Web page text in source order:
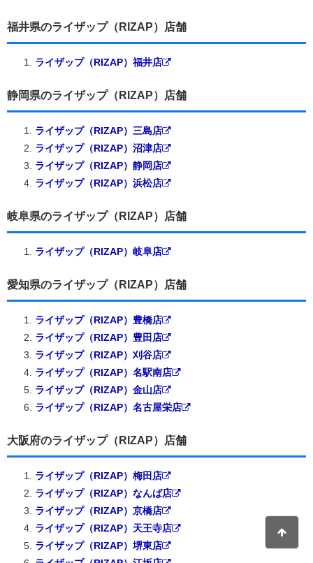
福井県のライザップ（RIZAP）店舗
ライザップ（RIZAP）福井店
静岡県のライザップ（RIZAP）店舗
ライザップ（RIZAP）三島店
ライザップ（RIZAP）沼津店
ライザップ（RIZAP）静岡店
ライザップ（RIZAP）浜松店
岐阜県のライザップ（RIZAP）店舗
ライザップ（RIZAP）岐阜店
愛知県のライザップ（RIZAP）店舗
ライザップ（RIZAP）豊橋店
ライザップ（RIZAP）豊田店
ライザップ（RIZAP）刈谷店
ライザップ（RIZAP）名駅南店
ライザップ（RIZAP）金山店
ライザップ（RIZAP）名古屋栄店
大阪府のライザップ（RIZAP）店舗
ライザップ（RIZAP）梅田店
ライザップ（RIZAP）なんば店
ライザップ（RIZAP）京橋店
ライザップ（RIZAP）天王寺店
ライザップ（RIZAP）堺東店